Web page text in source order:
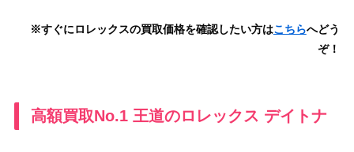
※すぐにロレックスの買取価格を確認したい方はこちらへどう
ぞ！
高額買取No.1 王道のロレックス デイトナ